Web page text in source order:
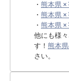
・ 熊本県 ×
・ 熊本県 ×
・ 熊本県 ×
他にも様
す！ 熊本
さい。